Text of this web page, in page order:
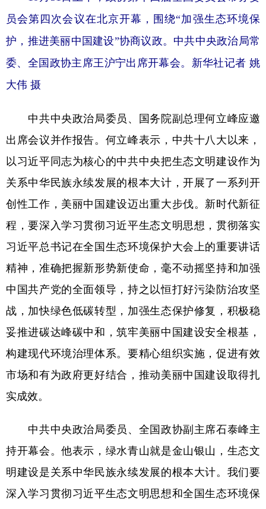
新疆 内蒙古 黑龙江
Deutsch Português
员会第四次会议在北京开幕，围绕“加强生态环境保
护，推进美丽中国建设”协商议政。中共中央政治局常
委、全国政协主席王沪宁出席开幕会。新华社记者 姚
大伟 摄
中共中央政治局委员、国务院副总理何立峰应邀
出席会议并作报告。何立峰表示，中共十八大以来，
以习近平同志为核心的中共中央把生态文明建设作为
关系中华民族永续发展的根本大计，开展了一系列开
创性工作，美丽中国建设迈出重大步伐。新时代新征
程，要深入学习贯彻习近平生态文明思想，贯彻落实
习近平总书记在全国生态环境保护大会上的重要讲话
精神，准确把握新形势新使命，毫不动摇坚持和加强
中国共产党的全面领导，持之以恒打好污染防治攻坚
战，加快绿色低碳转型，加强生态保护修复，积极稳
妥推进碳达峰碳中和，筑牢美丽中国建设安全根基，
构建现代环境治理体系。要精心组织实施，促进有效
市场和有为政府更好结合，推动美丽中国建设取得扎
实成效。
中共中央政治局委员、全国政协副主席石泰峰主
持开幕会。他表示，绿水青山就是金山银山，生态文
明建设是关系中华民族永续发展的根本大计。我们要
深入学习贯彻习近平生态文明思想和全国生态环境保